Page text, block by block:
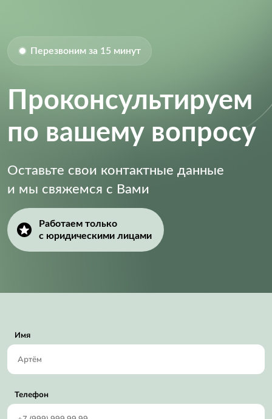
Перезвоним за 15 минут
Проконсультируем
по вашему вопросу
Оставьте свои контактные данные
и мы свяжемся с Вами
Работаем только
с юридическими лицами
Имя
Телефон